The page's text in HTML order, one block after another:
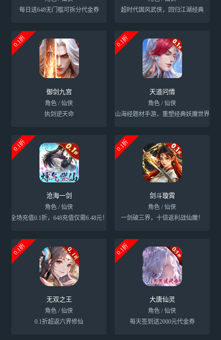
每日送648无门槛可拆分代金券
超时代国风武侠，回归江湖经典
0.1折
御剑九宫
角色 / 仙侠
执剑逆天命
0.1折
天道问情
角色 / 仙侠
山海经题材手游，重塑经典妖魔世界
0.1折
沧海一剑
角色 / 仙侠
全场充值0.1折，648充值仅需6.48元！
0.1折
剑斗璇霄
角色 / 仙侠
一剑破三界，十倍返利战仙魔！
0.1折
无双之王
角色 / 仙侠
0.1折超返六界修仙
0.1折
大唐仙灵
角色 / 仙侠
每天签到送2000元代金券